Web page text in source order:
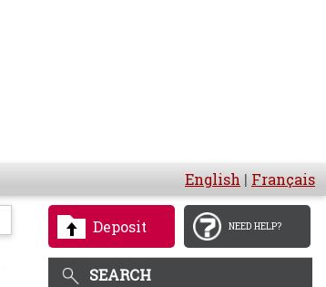
English | Français
Deposit NEED HELP?
SEARCH